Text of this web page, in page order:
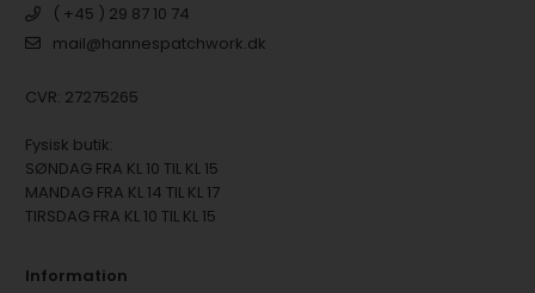
( +45 ) 29 87 10 74
mail@hannespatchwork.dk
CVR: 27275265
Fysisk butik:
SØNDAG FRA KL 10 TIL KL 15
MANDAG FRA KL 14 TIL KL 17
TIRSDAG FRA KL 10 TIL KL 15
Information